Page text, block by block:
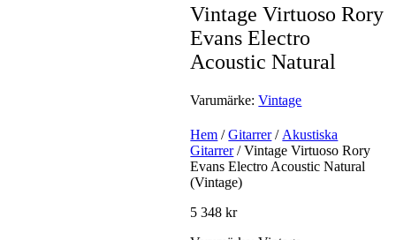
Vintage Virtuoso Rory
Evans Electro
Acoustic Natural
Varumärke:Vintage
Hem /Gitarrer/Akustiska
Gitarrer/ Vintage Virtuoso Rory
Evans Electro Acoustic Natural
(Vintage)
5 348kr